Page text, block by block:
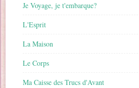
Je Voyage, je t'embarque?
L'Esprit
La Maison
Le Corps
Ma Caisse des Trucs d'Avant